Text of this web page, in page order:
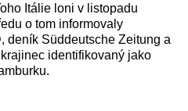
Itálie loni v listopadu
o tom informovaly
deník Süddeutsche Zeitung a
identifikovaný jako